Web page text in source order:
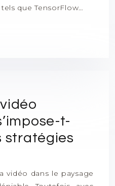
que TensorFlow…
t-
stratégies
vidéo dans le paysage